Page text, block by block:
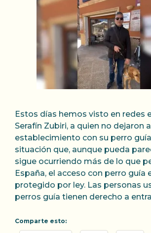
Estos días hemos visto en redes
Serafín Zubiri, a quien no dejaron
establecimiento con su perro
situación que, aunque pueda
sigue ocurriendo más de lo que
España, el acceso con perro guía
protegido por ley. Las personas
perros guía tienen derecho a
Comparte esto: